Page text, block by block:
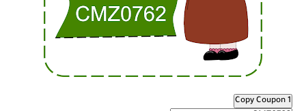
Copy Coupon 1